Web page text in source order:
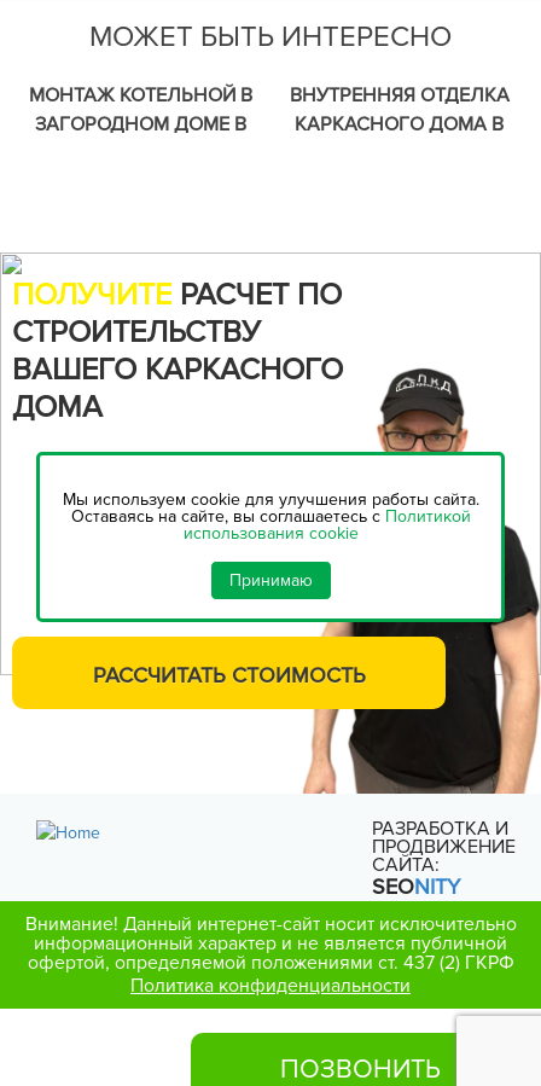
МОЖЕТ БЫТЬ ИНТЕРЕСНО
МОНТАЖ КОТЕЛЬНОЙ В
ЗАГОРОДНОМ ДОМЕ В
ВНУТРЕННЯЯ ОТДЕЛКА
КАРКАСНОГО ДОМА В
ПОЛУЧИТЕ РАСЧЕТ ПО
СТРОИТЕЛЬСТВУ
ВАШЕГО КАРКАСНОГО
ДОМА
Воспользуйтесь нашим
онлайн-калькулятором,
рассчитать стоимость
РАССЧИТАТЬ СТОИМОСТЬ
РАЗРАБОТКА И
ПРОДВИЖЕНИЕ
САЙТА:
SEONITY
Внимание! Данный интернет-сайт носит исключительно
информационный характер и не является публичной
офертой, определяемой положениями ст. 437 (2) ГКРФ
Политика конфиденциальности
ПОЗВОНИТЬ
Мы используем cookie для улучшения работы сайта.
Оставаясь на сайте, вы соглашаетесь с Политикой
использования cookie
Принимаю